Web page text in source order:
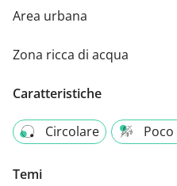
Area urbana
Zona ricca di acqua
Caratteristiche
Circolare
Temi